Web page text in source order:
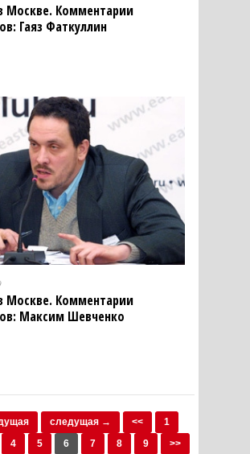
Москве. Комментарии
Гаяз Фаткуллин
Москве. Комментарии
Максим Шевченко
следущая → <<
1
4 5 6 7 8 9 >>